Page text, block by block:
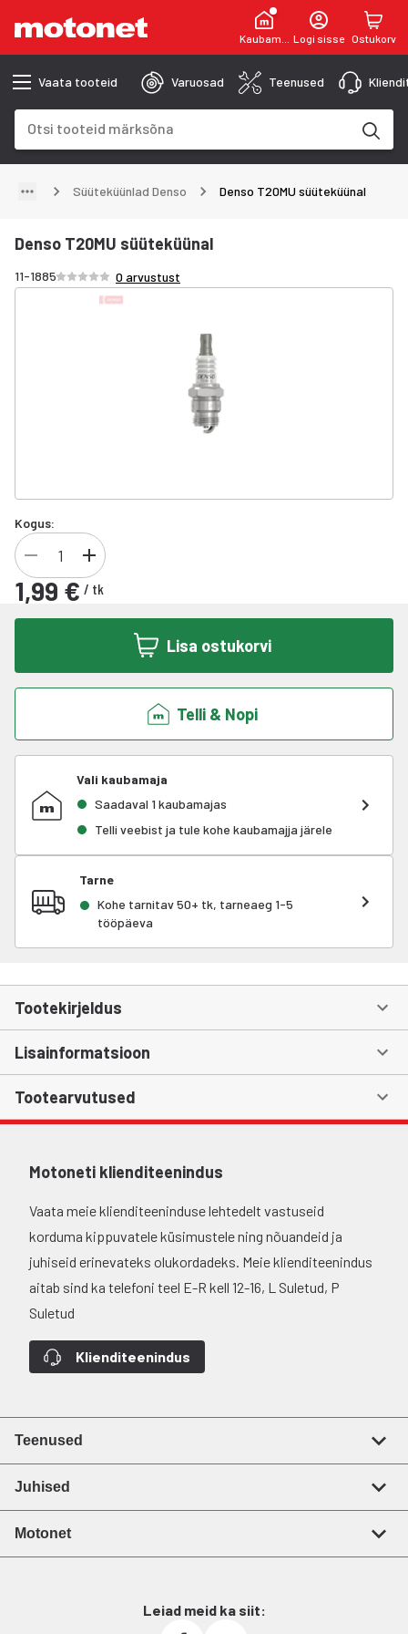
KaubamajaLogi sisse Ostukorv
Vaata tooteid Varuosad Teenused
Süüteküünlad Denso Denso T20MU süüteküünal
Denso T20MU süüteküünal
11-1885Hinnang /5 tähte
0 arvustust
Kogus:
1,99 € / tk
Lisa ostukorvi
Telli & Nopi
Vali kaubamaja
Saadaval 1 kaubamajas
Telli veebist ja tule kohe kaubamajja järele
Tarne
Kohe tarnitav 50+ tk, tarneaeg 1-5
tööpäeva
Tootekirjeldus
Lisainformatsioon
Tootearvutused
Motoneti klienditeenindus
Vaata meie klienditeeninduse lehtedelt vastuseid
korduma kippuvatele küsimustele ning nõuandeid ja
juhiseid erinevateks olukordadeks. Meie klienditeenindus
aitab sind ka telefoni teel E-R kell 12-16, L Suletud, P
Suletud
Klienditeenindus
Teenused
Juhised
Motonet
Leiad meid ka siit: